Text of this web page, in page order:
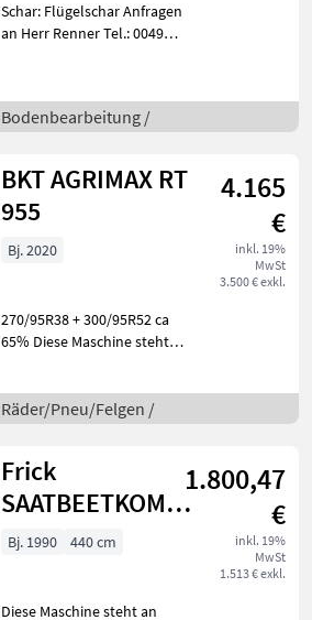
Schar: Flügelschar Anfragen
an Herr Renner Tel.: 0049
Bodenbearbeitung /
BKT AGRIMAX RT
955
4.165
€
inkl. 19%
MwSt
3.500 € exkl.
Bj. 2020
270/95R38 + 300/95R52 ca
65% Diese Maschine steht
Neumarkt i.d. Opf.Gerne
steht Ihnen Herr Ehrmann
Räder/Pneu/Felgen /
Frick
SAATBEETKOMBINATION
440
1.800,47
€
inkl. 19%
MwSt
1.513 € exkl.
Bj. 1990 440 cm
Diese Maschine steht an